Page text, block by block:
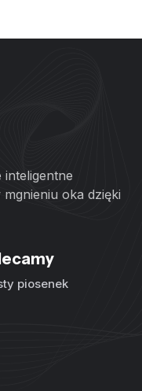
inteligentne
oka dzięki
piosenek